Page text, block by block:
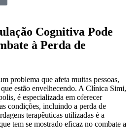
Cognitiva Pode
à Perda de
problema que afeta muitas pessoas,
estão envelhecendo. A Clínica Simi,
é especializada em oferecer
condições, incluindo a perda de
terapêuticas utilizadas é a
tem se mostrado eficaz no combate a